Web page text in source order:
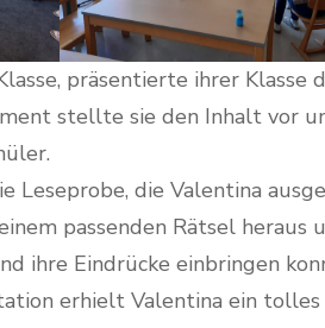
präsentierte ihrer Klasse
stellte sie den Inhalt vor
Leseprobe, die Valentina
passenden Rätsel
ihre Eindrücke einbringen
erhielt Valentina ein tolles